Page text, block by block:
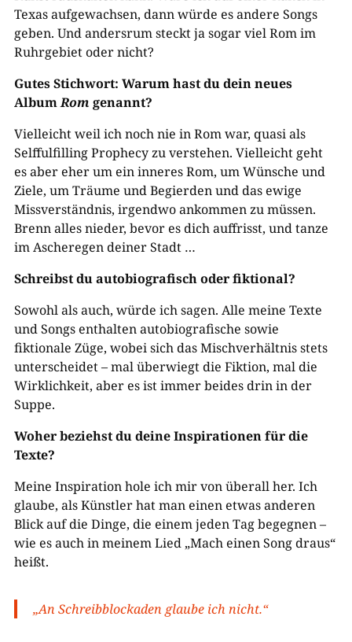
Texas aufgewachsen, dann würde es andere Songs
geben. Und andersrum steckt ja sogar viel Rom im
Ruhrgebiet oder nicht?
Gutes Stichwort: Warum hast du dein neues
AlbumRom genannt?
Vielleicht weil ich noch nie in Rom war, quasi als
Selffulfilling Prophecy zu verstehen. Vielleicht geht
es aber eher um ein inneres Rom, um Wünsche und
Ziele, um Träume und Begierden und das ewige
Missverständnis, irgendwo ankommen zu müssen.
Brenn alles nieder, bevor es dich auffrisst, und tanze
im Ascheregen deiner Stadt …
Schreibst du autobiografisch oder fiktional?
Sowohl als auch, würde ich sagen. Alle meine Texte
und Songs enthalten autobiografische sowie
fiktionale Züge, wobei sich das Mischverhältnis stets
unterscheidet – mal überwiegt die Fiktion, mal die
Wirklichkeit, aber es ist immer beides drin in der
Suppe.
Woher beziehst du deine Inspirationen für die
Texte?
Meine Inspiration hole ich mir von überall her. Ich
glaube, als Künstler hat man einen etwas anderen
Blick auf die Dinge, die einem jeden Tag begegnen –
wie es auch in meinem Lied „Mach einen Song draus“
heißt.
„An Schreibblockaden glaube ich nicht.“